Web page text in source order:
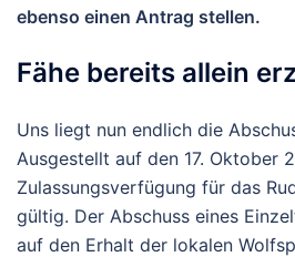
ebenso einen Antrag stellen.
Fähe bereits allein
Uns liegt nun endlich die
Ausgestellt auf den 17. Oktober
Zulassungsverfügung für das
gültig. Der Abschuss eines
auf den Erhalt der lokalen